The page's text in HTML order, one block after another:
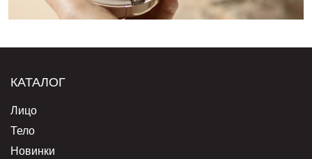
КАТАЛОГ
Лицо
Тело
Новинки